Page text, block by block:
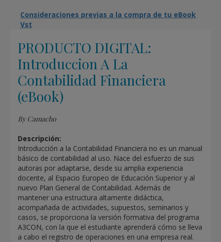
Consideraciones previas a la compra de tu eBook
Vst
PRODUCTO DIGITAL:
Introduccion A La
Contabilidad Financiera
(eBook)
By Camacho
Descripción:
Introducción a la Contabilidad Financiera no es un manual
básico de contabilidad al uso. Nace del esfuerzo de sus
autoras por adaptarse, desde su amplia experiencia
docente, al Espacio Europeo de Educación Superior y al
nuevo Plan General de Contabilidad. Además de
mantener una estructura altamente didáctica,
acompañada de actividades, supuestos, seminarios y
casos, se proporciona la versión formativa del programa
A3CON, con la que el estudiante aprenderá cómo se lleva
a cabo el registro de operaciones en una empresa real.